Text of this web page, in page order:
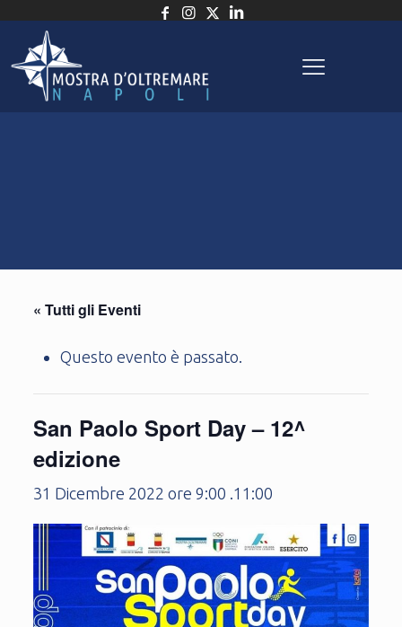
« Tutti gli Eventi
Questo evento è passato.
San Paolo Sport Day – 12^
edizione
31 Dicembre 2022 ore 9:00 .11:00